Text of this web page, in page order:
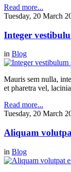
Read more...
Tuesday, 20 March
Integer
in Blog
Mauris sem nulla,
et pharetra vel,
Read more...
Tuesday, 20 March
Aliquam
in Blog